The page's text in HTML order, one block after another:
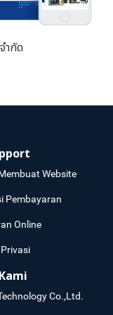
ำกัด
Website
Pembayaran
Online
Co.,Ltd.